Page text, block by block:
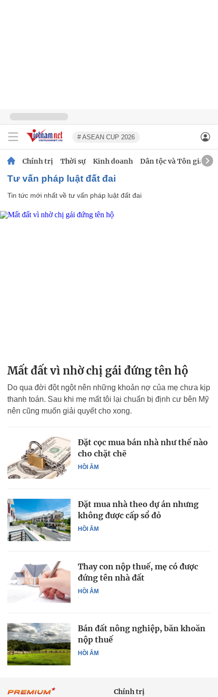
# ASEAN CUP 2026
Chính trị Thời sự Kinh doanh Dân tộc và Tôn giáo
tư vấn pháp luật đất đai
Tin tức mới nhất về tư vấn pháp luật đất đai
Mất đất vì nhờ chị gái đứng tên hộ
Do qua đời đột ngột nên những khoản nợ của mẹ chưa kịp
thanh toán. Sau khi mẹ mất tôi lại chuẩn bị định cư bên Mỹ
nên cũng muốn giải quyết cho xong.
HỒI ÂM
Đặt cọc mua bán nhà như thế nào
cho chặt chẽ
HỒI ÂM
Đặt mua nhà theo dự án nhưng
không được cấp sổ đỏ
HỒI ÂM
Thay con nộp thuế, mẹ có được
đứng tên nhà đất
HỒI ÂM
Bán đất nông nghiệp, băn khoăn
nộp thuế
Chính trị